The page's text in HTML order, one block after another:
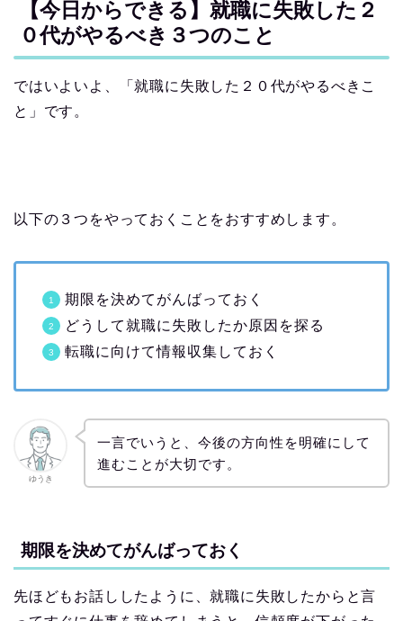
【今日からできる】就職に失敗した２
０代がやるべき３つのこと
ではいよいよ、「就職に失敗した２０代がやるべきこ
と」です。
以下の３つをやっておくことをおすすめします。
期限を決めてがんばっておく
どうして就職に失敗したか原因を探る
転職に向けて情報収集しておく
ゆうき
一言でいうと、今後の方向性を明確にして
進むことが大切です。
期限を決めてがんばっておく
先ほどもお話ししたように、就職に失敗したからと言